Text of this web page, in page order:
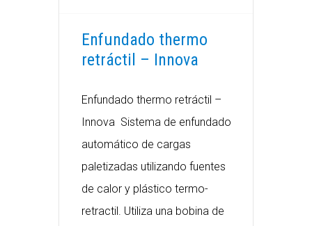
Enfundado thermo
retráctil – Innova
Enfundado thermo retráctil –
Innova Sistema de enfundado
automático de cargas
paletizadas utilizando fuentes
de calor y plástico termo-
retractil. Utiliza una bobina de